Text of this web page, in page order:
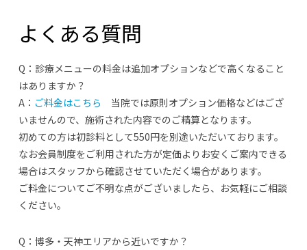
よくある質問
Q：診療メニューの料金は追加オプションなどで高くなること
はありますか？
A： ご料金はこちら 当院では原則オプション価格などはござ
いませんので、施術された内容でのご精算となります。
初めての方は初診料として550円を別途いただいております。
なお会員制度をご利用された方が定価よりお安くご案内できる
場合はスタッフから確認させていただく場合があります。
ご料金についてご不明な点がございましたら、お気軽にご相談
ください。
Q：博多・天神エリアから近いですか？